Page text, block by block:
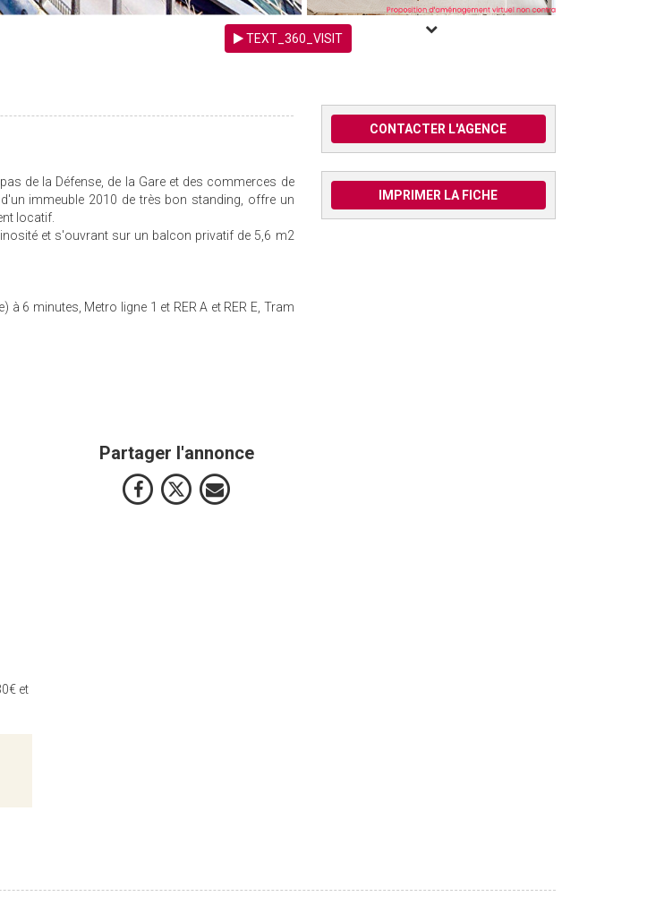
TEXT_360_VISIT
de la Défense, de la Gare et des commerces de
immeuble 2010 de très bon standing, offre un
locatif.
et s'ouvrant sur un balcon privatif de 5,6 m2
6 minutes, Metro ligne 1 et RER A et RER E, Tram
et
Partager l'annonce
CONTACTER L'AGENCE
IMPRIMER LA FICHE